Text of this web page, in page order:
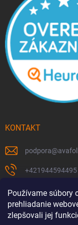
Používame súbory
prehliadanie
zlepšovali jej
KONTAKT
podpora@
+421944594495
https://
avafol.sk/